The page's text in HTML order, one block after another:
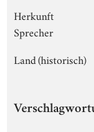
Herkunft
Sprecher
Land (historisch)